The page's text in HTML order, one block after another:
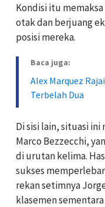
Kondisi itu
otak dan berjuang
posisi mereka.
Baca juga:
Alex Marquez
Terbelah Dua
Di sisi lain, situasi
Marco Bezzecchi,
di urutan kelima.
sukses
rekan setimnya
klasemen